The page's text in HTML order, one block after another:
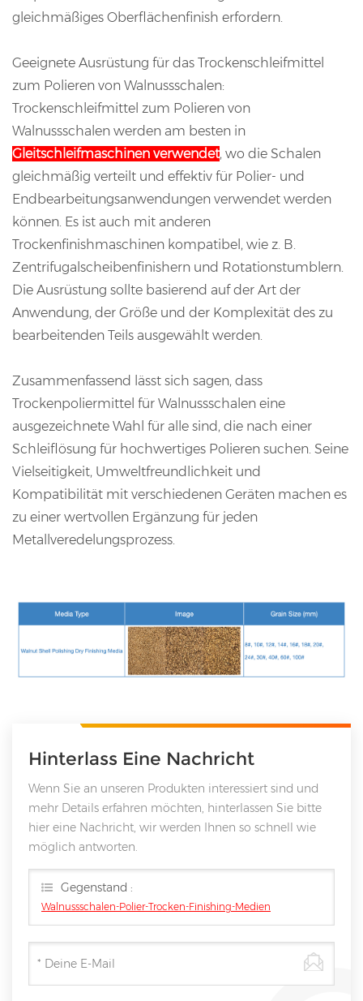
gleichmäßiges Oberflächenfinish erfordern.
Geeignete Ausrüstung für das Trockenschleifmittel
zum Polieren von Walnussschalen:
Trockenschleifmittel zum Polieren von
Walnussschalen werden am besten in
Gleitschleifmaschinen verwendet, wo die Schalen
gleichmäßig verteilt und effektiv für Polier- und
Endbearbeitungsanwendungen verwendet werden
können. Es ist auch mit anderen
Trockenfinishmaschinen kompatibel, wie z. B.
Zentrifugalscheibenfinishern und Rotationstumblern.
Die Ausrüstung sollte basierend auf der Art der
Anwendung, der Größe und der Komplexität des zu
bearbeitenden Teils ausgewählt werden.
Zusammenfassend lässt sich sagen, dass
Trockenpoliermittel für Walnussschalen eine
ausgezeichnete Wahl für alle sind, die nach einer
Schleiflösung für hochwertiges Polieren suchen. Seine
Vielseitigkeit, Umweltfreundlichkeit und
Kompatibilität mit verschiedenen Geräten machen es
zu einer wertvollen Ergänzung für jeden
Metallveredelungsprozess.
Hinterlass Eine Nachricht
Wenn Sie an unseren Produkten interessiert sind und
mehr Details erfahren möchten, hinterlassen Sie bitte
hier eine Nachricht, wir werden Ihnen so schnell wie
möglich antworten.
Gegenstand :
Walnussschalen-Polier-Trocken-Finishing-Medien